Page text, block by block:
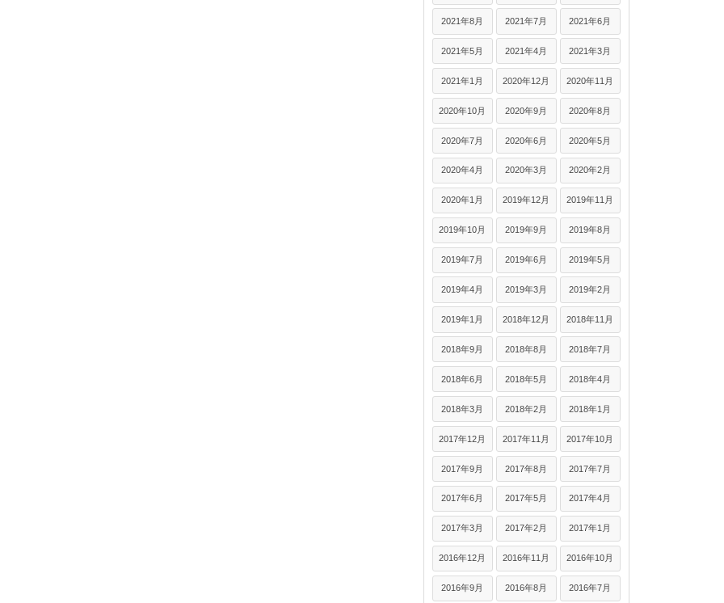
2021年8月 2021年7月 2021年6月
2021年5月 2021年4月 2021年3月
2021年1月 2020年12月 2020年11月
2020年10月 2020年9月 2020年8月
2020年7月 2020年6月 2020年5月
2020年4月 2020年3月 2020年2月
2020年1月 2019年12月 2019年11月
2019年10月 2019年9月 2019年8月
2019年7月 2019年6月 2019年5月
2019年4月 2019年3月 2019年2月
2019年1月 2018年12月 2018年11月
2018年9月 2018年8月 2018年7月
2018年6月 2018年5月 2018年4月
2018年3月 2018年2月 2018年1月
2017年12月 2017年11月 2017年10月
2017年9月 2017年8月 2017年7月
2017年6月 2017年5月 2017年4月
2017年3月 2017年2月 2017年1月
2016年12月 2016年11月 2016年10月
2016年9月 2016年8月 2016年7月